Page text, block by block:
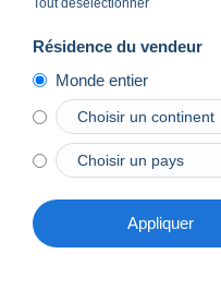
Tout désélectionner
Résidence du vendeur
Monde entier
Appliquer